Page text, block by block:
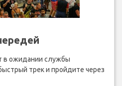
в ожидании службы
трек и пройдите через